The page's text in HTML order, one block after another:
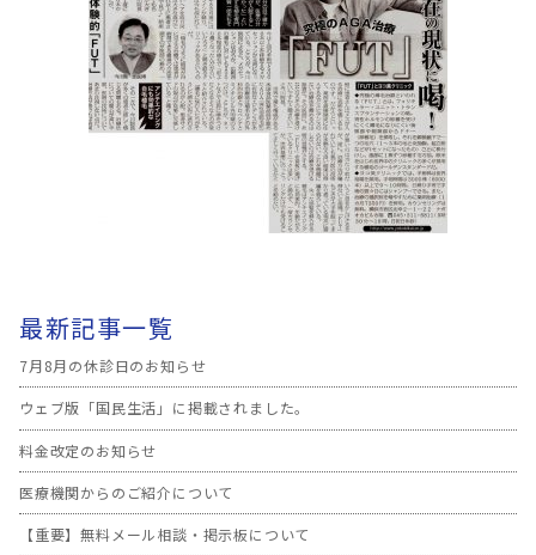
最新記事一覧
7月8月の休診日のお知らせ
ウェブ版「国民生活」に掲載されました。
料金改定のお知らせ
医療機関からのご紹介について
【重要】無料メール相談・掲示板について